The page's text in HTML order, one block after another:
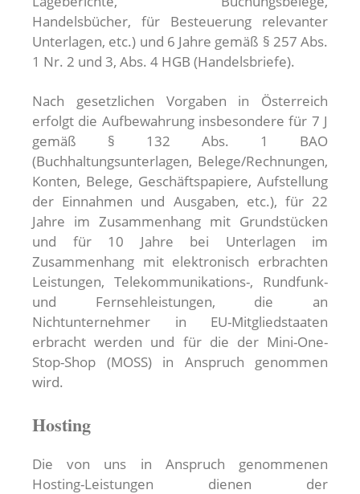
Handelsbücher, für Besteuerung relevanter
Unterlagen, etc.) und 6 Jahre gemäß § 257 Abs.
1 Nr. 2 und 3, Abs. 4 HGB (Handelsbriefe).
Nach gesetzlichen Vorgaben in Österreich
erfolgt die Aufbewahrung insbesondere für 7 J
gemäß § 132 Abs. 1 BAO
(Buchhaltungsunterlagen, Belege/Rechnungen,
Konten, Belege, Geschäftspapiere, Aufstellung
der Einnahmen und Ausgaben, etc.), für 22
Jahre im Zusammenhang mit Grundstücken
und für 10 Jahre bei Unterlagen im
Zusammenhang mit elektronisch erbrachten
Leistungen, Telekommunikations-, Rundfunk-
und Fernsehleistungen, die an
Nichtunternehmer in EU-Mitgliedstaaten
erbracht werden und für die der Mini-One-
Stop-Shop (MOSS) in Anspruch genommen
wird.
Hosting
Die von uns in Anspruch genommenen
Hosting-Leistungen dienen der